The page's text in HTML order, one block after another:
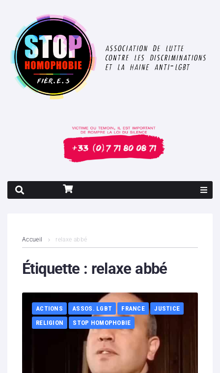
Contenus litigieux
Boutique
Accueil relaxe abbé
Étiquette : relaxe abbé
ACTIONS ASSOS. LGBT FRANCE
JUSTICE
RELIGION
STOP HOMOPHOBIE